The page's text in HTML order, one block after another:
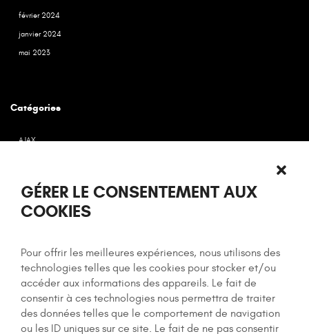
GÉRER LE CONSENTEMENT AUX
COOKIES
Pour offrir les meilleures expériences, nous utilisons des
technologies telles que les cookies pour stocker et/ou
accéder aux informations des appareils. Le fait de
consentir à ces technologies nous permettra de traiter
des données telles que le comportement de navigation
ou les ID uniques sur ce site. Le fait de ne pas consentir
février 2024
janvier 2024
mai 2023
Catégories
AJAX
Drupal
HTML5
Indentité
Logo
Unity
Webdesign
Wordpress